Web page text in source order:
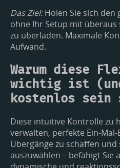
Das Ziel:Holen Sie sich den
ohne Ihr Setup mit überaus
zu überladen. Maximale
Aufwand.
Warum diese
wichtig ist
kostenlos
Diese intuitive Kontrolle zu
verwalten, perfekte Ein-
Übergänge zu schaffen und
auszuwählen – befähigt Sie